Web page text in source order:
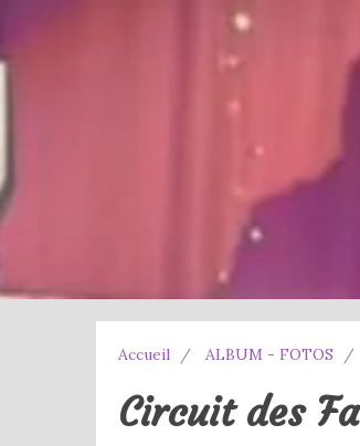
Accueil ALBUM - FOTOS
Circuit des